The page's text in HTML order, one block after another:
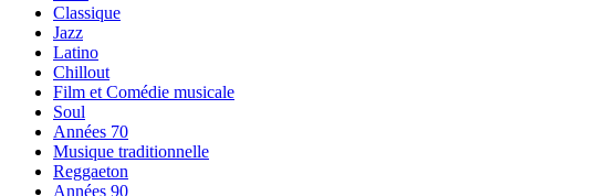
Classique
Jazz
Latino
Chillout
Film et Comédie musicale
Soul
Années 70
Musique traditionnelle
Reggaeton
Années 90